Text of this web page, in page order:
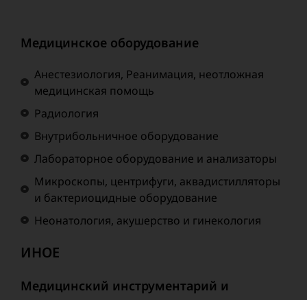
Медицинское оборудование
Анестезиология, Реанимация, неотложная
медицинская помощь
Радиология
Внутрибольничное оборудование
Лабораторное оборудование и анализаторы
Микроскопы, центрифуги, аквадистилляторы
и бактериоцидные оборудование
Неонатология, акушерство и гинекология
ИНОЕ
Медицинский инструментарий и